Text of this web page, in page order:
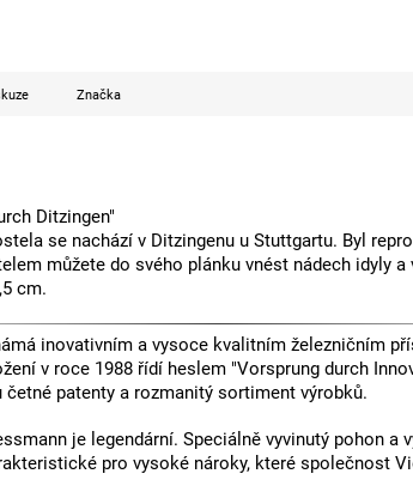
Značka
Ditzingen"
se nachází v Ditzingenu u Stuttgartu. Byl
můžete do svého plánku vnést nádech idyly
cm.
inovativním a vysoce kvalitním železničním
v roce 1988 řídí heslem "Vorsprung durch
patenty a rozmanitý sortiment výrobků.
je legendární. Speciálně vyvinutý pohon a
pro vysoké nároky, které společnost